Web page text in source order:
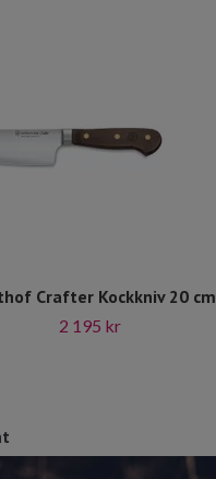
Crafter Kockkniv 20 cm
2 195 kr